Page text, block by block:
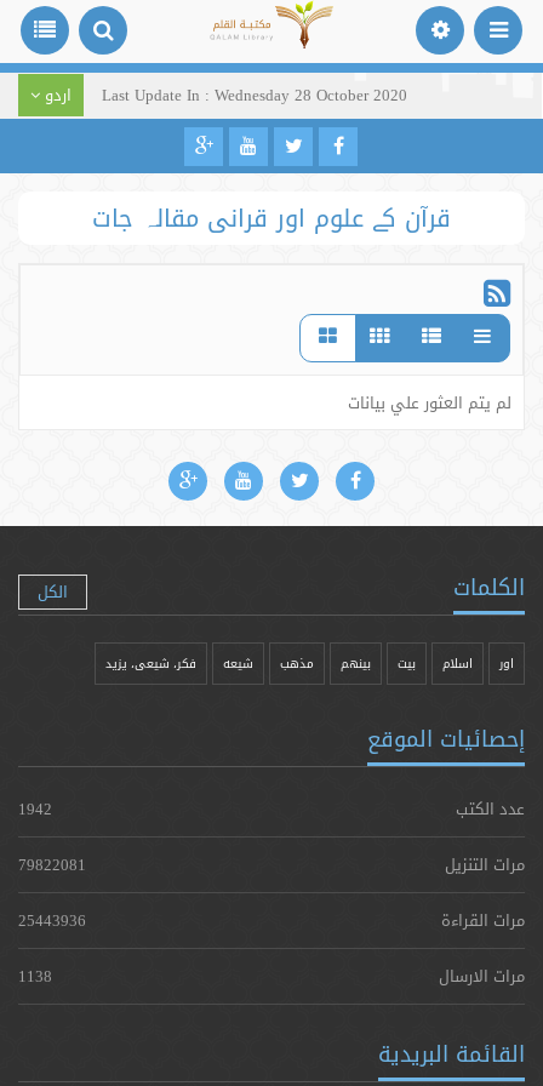
Last Update In : Wednesday 28 October 2020 اردو
قرآن کے علوم اور قرانی مقالہ جات
لم يتم العثور علي بيانات
الكلمات الكل
اور اسلام بیت بينهم مذهب شيعه فکر، شیعی، یزيد
إحصائيات الموقع
عدد الكتب
1942
مرات التنزيل
79822081
مرات القراءة
25443936
مرات الارسال
1138
القائمة البريدية